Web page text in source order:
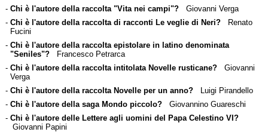
- Chi è l'autore della raccolta "Vita nei campi"?Giovanni Verga
- Chi è l'autore della raccolta di racconti Le veglie di Neri?Renato
Fucini
- Chi è l'autore della raccolta epistolare in latino denominata
"Seniles"?Francesco Petrarca
- Chi è l'autore della raccolta intitolata Novelle rusticane?Giovanni
Verga
- Chi è l'autore della raccolta Novelle per un anno?Luigi Pirandello
- Chi è l'autore della saga Mondo piccolo?Giovannino Guareschi
- Chi è l'autore delle Lettere agli uomini del Papa Celestino VI?
Giovanni Papini